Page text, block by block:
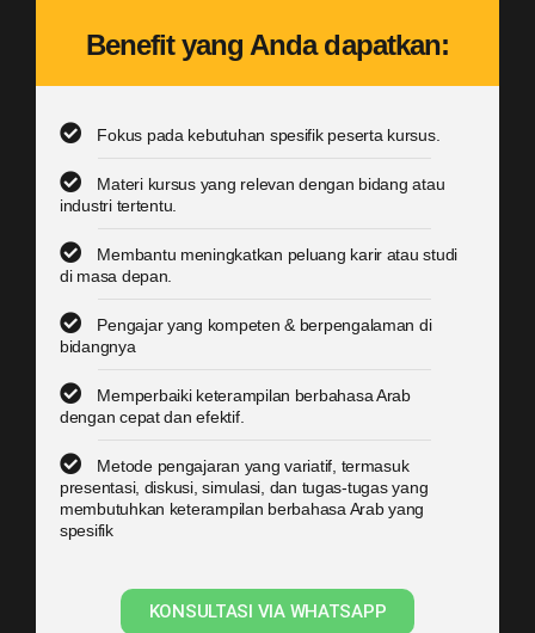
Benefit yang Anda dapatkan:
Fokus pada kebutuhan spesifik peserta kursus.
Materi kursus yang relevan dengan bidang atau
industri tertentu.
Membantu meningkatkan peluang karir atau studi
di masa depan.
Pengajar yang kompeten & berpengalaman di
bidangnya
Memperbaiki keterampilan berbahasa Arab
dengan cepat dan efektif.
Metode pengajaran yang variatif, termasuk
presentasi, diskusi, simulasi, dan tugas-tugas yang
membutuhkan keterampilan berbahasa Arab yang
spesifik
KONSULTASI VIA WHATSAPP